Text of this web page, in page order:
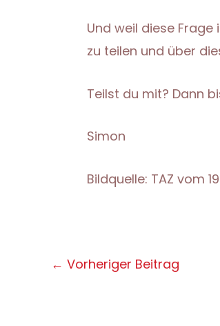
Und weil diese
zu teilen und über
Teilst du mit? Dann
Simon
Bildquelle: TAZ vom
Post
← Vorheriger Beitrag